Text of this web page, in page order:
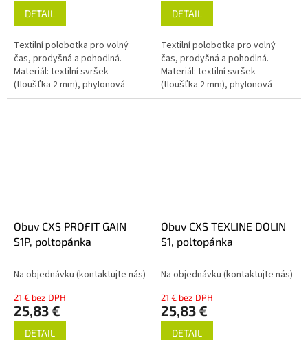
DETAIL
Textilní polobotka pro volný
čas, prodyšná a pohodlná.
Materiál: textilní svršek
(tloušťka 2 mm), phylonová
podešev.
DETAIL
Textilní polobotka pro volný
čas, prodyšná a pohodlná.
Materiál: textilní svršek
(tloušťka 2 mm), phylonová
podešev.
Obuv CXS PROFIT GAIN
S1P, poltopánka
Na objednávku (kontaktujte nás)
21 € bez DPH
25,83 €
DETAIL
Obuv CXS TEXLINE DOLIN
S1, poltopánka
Na objednávku (kontaktujte nás)
21 € bez DPH
25,83 €
DETAIL